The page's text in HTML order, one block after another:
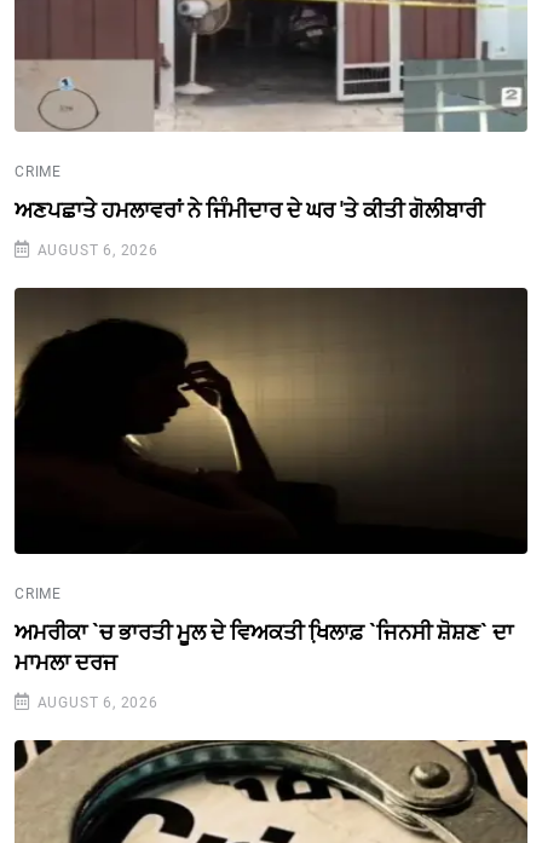
CRIME
ਅਣਪਛਾਤੇ ਹਮਲਾਵਰਾਂ ਨੇ ਜਿੰਮੀਦਾਰ ਦੇ ਘਰ 'ਤੇ ਕੀਤੀ ਗੋਲੀਬਾਰੀ
AUGUST 6, 2026
CRIME
ਅਮਰੀਕਾ `ਚ ਭਾਰਤੀ ਮੂਲ ਦੇ ਵਿਅਕਤੀ ਖਿ਼ਲਾਫ਼ `ਜਿਨਸੀ ਸ਼ੋਸ਼ਣ` ਦਾ
ਮਾਮਲਾ ਦਰਜ
AUGUST 6, 2026